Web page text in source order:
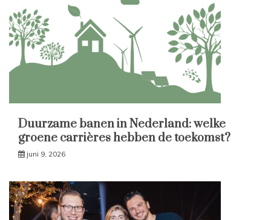
Duurzame banen in Nederland: welke
groene carrières hebben de toekomst?
juni 9, 2026